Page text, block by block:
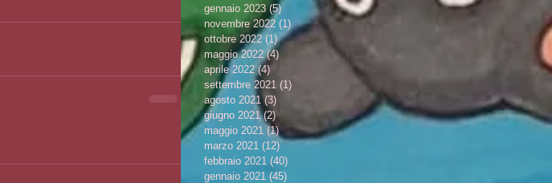
gennaio 2023 (5)
novembre 2022 (1) 1 post
ottobre 2022 (1)1 post
maggio 2022 (4)4 post
aprile 2022 (4)
settembre 2021 (1)
agosto 2021 (3)
giugno 2021 (2)2 post
maggio 2021 (1)1 post
marzo 2021 (12)12 post
febbraio 2021 (40)
gennaio 2021 (45)